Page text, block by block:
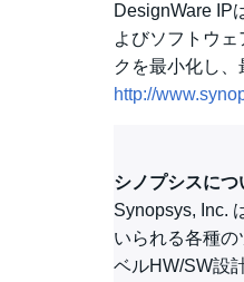
DesignWare IP
よびソフトウ
クを最小化し
http://
シノプシスにつ
Synopsys, Inc.
いられる各種
ベルHW/SW設